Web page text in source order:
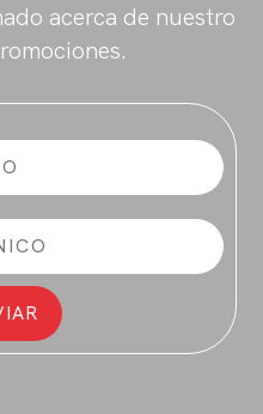
acerca de nuestro